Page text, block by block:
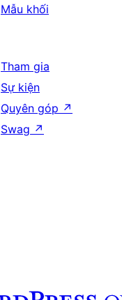
Mẫu khối
Tham gia
Sự kiện
Quyên góp ↗
Swag ↗